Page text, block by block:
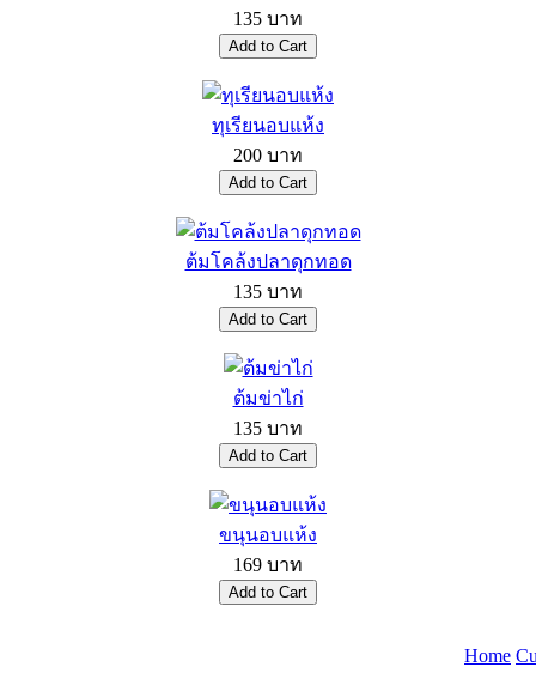
135 บาท
ทุเรียนอบแห้ง
200 บาท
ต้มโคล้งปลาดุกทอด
135 บาท
ต้มข่าไก่
135 บาท
ขนุนอบแห้ง
169 บาท
Home